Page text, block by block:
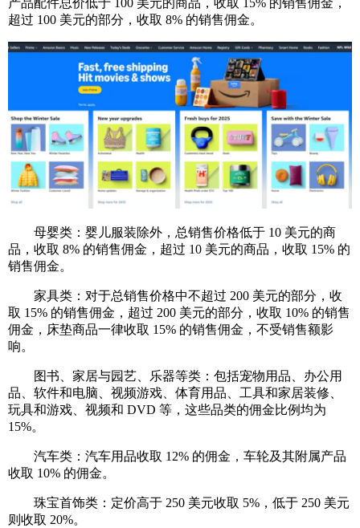
产品配件总价低于 100 美元的商品，收取 15% 的销售佣金，
超过 100 美元的部分，收取 8% 的销售佣金。
母婴类：婴儿服装除外，总销售价格低于 10 美元的商
品，收取 8% 的销售佣金，超过 10 美元的商品，收取 15% 的
销售佣金。
家具类：对于总销售价格中不超过 200 美元的部分，收
取 15% 的销售佣金，超过 200 美元的部分，收取 10% 的销售
佣金，床垫商品一律收取 15% 的销售佣金，不受销售额影
响。
图书、家居与园艺、乐器等类：包括宠物用品、办公用
品、软件和电脑、视频游戏、体育用品、工具和家居装修、
玩具和游戏、视频和 DVD 等，这些品类的佣金比例均为
15%。
汽车类：汽车用品收取 12% 的佣金，车轮及其附属产品
收取 10% 的佣金。
珠宝首饰类：定价高于 250 美元收取 5%，低于 250 美元
则收取 20%。